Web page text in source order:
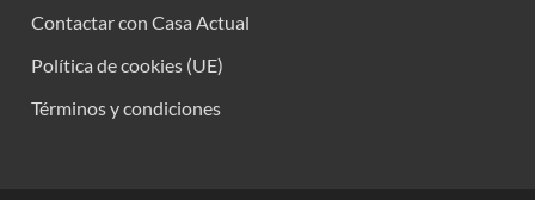
Contactar con Casa Actual
Política de cookies (UE)
Términos y condiciones